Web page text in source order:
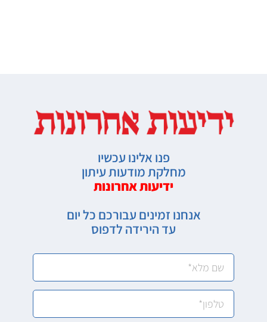
פנו אלינו עכשיו
מחלקת מודעות עיתון
ידיעות אחרונות
אנחנו זמינים עבורכם כל יום
עד הירידה לדפוס